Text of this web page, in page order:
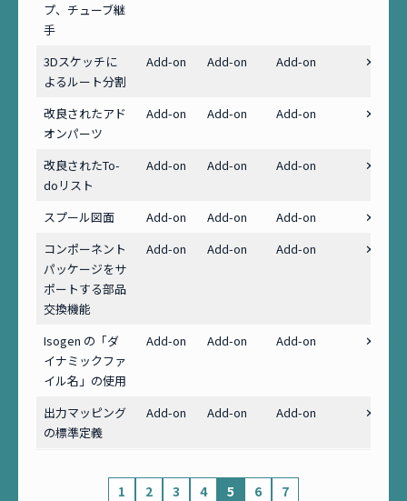
プ、チューブ継
手
3Dスケッチに
よるルート分割
Add-on Add-on Add-on ✕
改良されたアド
オンパーツ
Add-on Add-on Add-on ✕
改良されたTo-
doリスト
Add-on Add-on Add-on ✕
スプール図面 Add-on Add-on Add-on
✕
コンポーネント
パッケージをサ
ポートする部品
交換機能
Add-on Add-on Add-on ✕
Isogen の「ダ
イナミックファ
イル名」の使用
Add-on Add-on Add-on ✕
出力マッピング
の標準定義
Add-on Add-on Add-on ✕
1 2 3 4 5 6 7